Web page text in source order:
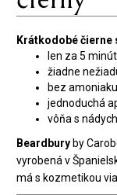
Krátkodobé čierne
len za 5
žiadne
bez
jednoduchá
vôňa s
Beardburyby
vyrobená v
má s kozmetikou